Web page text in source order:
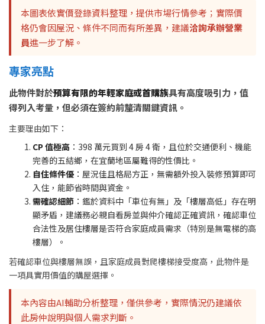
本圖表依實價登錄資料整理，提供市場行情參考；實際價
格仍會因屋況、條件不同而有所差異，建議洽詢承辦營業
員進一步了解。
專家亮點
此物件對於預算有限的年輕家庭或首購族具有高度吸引力，值
得列入考量，但必須在簽約前釐清關鍵資訊。
主要理由如下：
CP 值極高 ：398 萬元買到 4 房 4 衛，且位於交通便利、機能
完善的五結鄉，在宜蘭地區屬難得的性價比。
自住條件優 ：屋況佳且格局方正，無需額外投入裝修預算即可
入住，能節省時間與資金。
需確認細節 ：鑑於資料中「車位有無」及「樓層高低」存在明
顯矛盾，建議務必親自看房並與仲介確認正確資訊，確認車位
合法性及居住樓層是否符合家庭成員需求（特別是無電梯的高
樓層）。
若確認車位與樓層無誤，且家庭成員對爬樓梯接受度高，此物件是
一項具實用價值的購屋選擇。
本內容由AI輔助分析整理，僅供參考，實際情況仍建議依
此房仲說明與個人需求判斷。